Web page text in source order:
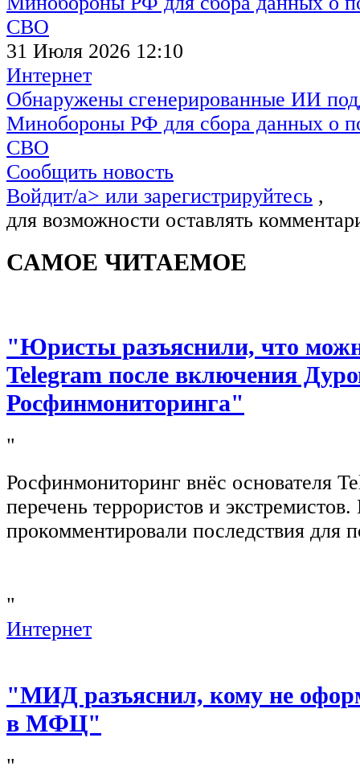
31 Июля 2026 12:10
Интернет
Обнаружены сгенерированные ИИ
Минобороны РФ для сбора данных о
СВО
Сообщить новость
Войдит/a> или зарегистрируйтесь ,
для возможности оставлять
САМОЕ ЧИТАЕМОЕ
"Юристы разъяснили, что
Telegram после включения
Росфинмониторинга"
"
Росфинмониторинг внёс основателя
перечень террористов и
прокомментировали последствия для
"
Интернет
"МИД разъяснил, кому не
в МФЦ"
"